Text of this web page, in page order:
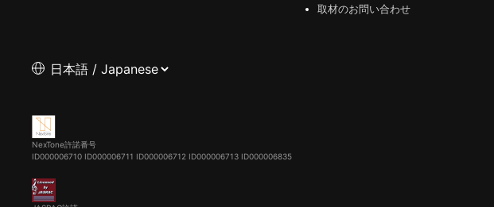
取材のお問い合わせ
NexTone許諾番号
ID000006710 ID000006711 ID000006712 ID000006713 ID000006835